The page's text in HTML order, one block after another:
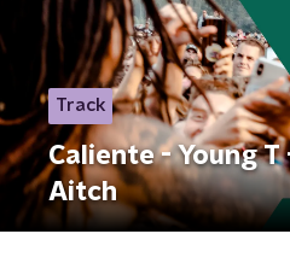
Track
Caliente - Young T
Aitch